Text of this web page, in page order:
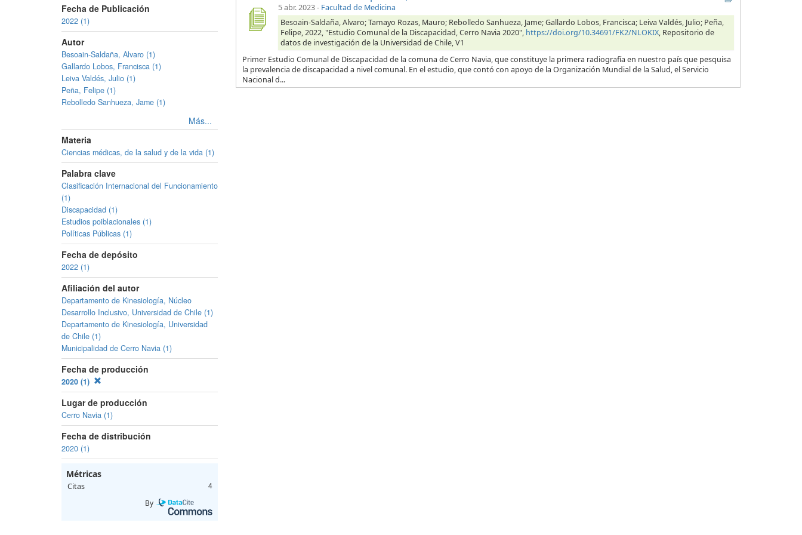
Fecha de Publicación
2022 (1)
Autor
Besoain-Saldaña, Alvaro (1)
Gallardo Lobos, Francisca (1)
Leiva Valdés, Julio (1)
Peña, Felipe (1)
Rebolledo Sanhueza, Jame (1)
Más...
Materia
Ciencias médicas, de la salud y de la vida (1)
Palabra clave
Clasificación Internacional del Funcionamiento
(1)
Discapacidad (1)
Estudios poiblacionales (1)
Políticas Públicas (1)
Fecha de depósito
2022 (1)
Afiliación del autor
Departamento de Kinesiología, Núcleo
Desarrollo Inclusivo, Universidad de Chile (1)
Departamento de Kinesiología, Universidad
de Chile (1)
Municipalidad de Cerro Navia (1)
Fecha de producción
2020 (1)
Lugar de producción
Cerro Navia (1)
Fecha de distribución
2020 (1)
Métricas
Citas 4
By
5 abr. 2023- Facultad de Medicina
Besoain-Saldaña, Alvaro; Tamayo Rozas, Mauro; Rebolledo Sanhueza, Jame; Gallardo Lobos, Francisca; Leiva Valdés, Julio; Peña,
Felipe, 2022, "Estudio Comunal de la Discapacidad, Cerro Navia 2020", https://doi.org/10.34691/FK2/NLOKIX, Repositorio de
datos de investigación de la Universidad de Chile, V1
Primer Estudio Comunal de Discapacidad de la comuna de Cerro Navia, que constituye la primera radiografía en nuestro país que pesquisa
la prevalencia de discapacidad a nivel comunal. En el estudio, que contó con apoyo de la Organización Mundial de la Salud, el Servicio
Nacional d...